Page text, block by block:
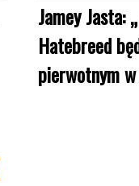
Jamey Jasta:
Hatebreed
pierwotnym